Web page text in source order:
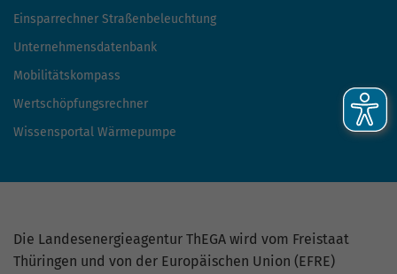
Einsparrechner Straßenbeleuchtung
Unternehmensdatenbank
Mobilitätskompass
Wertschöpfungsrechner
Wissensportal Wärmepumpe
Die Landesenergieagentur ThEGA wird vom Freistaat
Thüringen und von der Europäischen Union (EFRE)